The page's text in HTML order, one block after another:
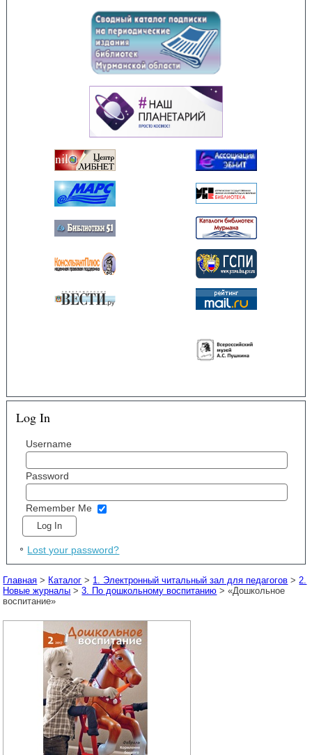
Log In
Username
Password
Remember Me
Lost your password?
Главная > Каталог > 1. Электронный читальный зал для педагогов > 2.
Новые журналы >3. По дошкольному воспитанию > «Дошкольное
воспитание»